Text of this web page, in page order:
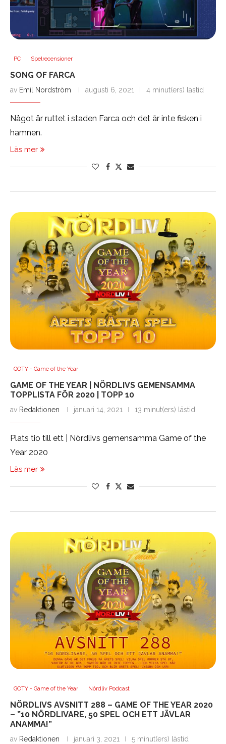
PC Spelrecensioner
SONG OF FARCA
av Emil Nordström augusti 6, 2021 4 minut(ers) lästid
Något är ruttet i staden Farca och det är inte fisken i
hamnen.
Läs mer
GOTY - Game of the Year
GAME OF THE YEAR | NÖRDLIVS GEMENSAMMA
TOPPLISTA FÖR 2020 | TOPP 10
av Redaktionen januari 14, 2021 13 minut(ers) lästid
Plats tio till ett | Nördlivs gemensamma Game of the
Year 2020
Läs mer
GOTY - Game of the Year Nördliv Podcast
NÖRDLIVS AVSNITT 288 – GAME OF THE YEAR 2020
– ”10 NÖRDLIVARE, 50 SPEL OCH ETT JÄVLAR
ANAMMA!”
av Redaktionen januari 3, 2021 5 minut(ers) lästid